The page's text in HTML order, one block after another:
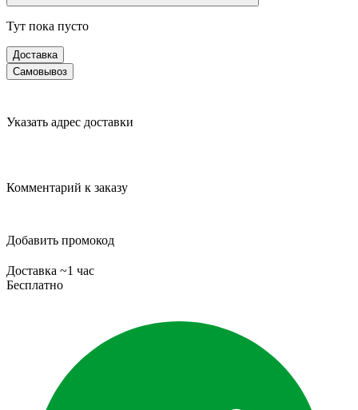
Тут пока пусто
Доставка
Самовывоз
Указать адрес доставки
Комментарий к заказу
Добавить промокод
Доставка ~1 час
Бесплатно